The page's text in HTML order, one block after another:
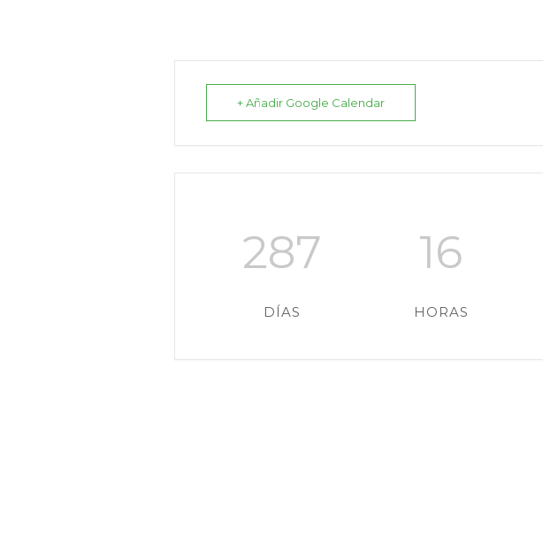
+ Añadir Google Calendar
287
DÍAS
16
HORAS